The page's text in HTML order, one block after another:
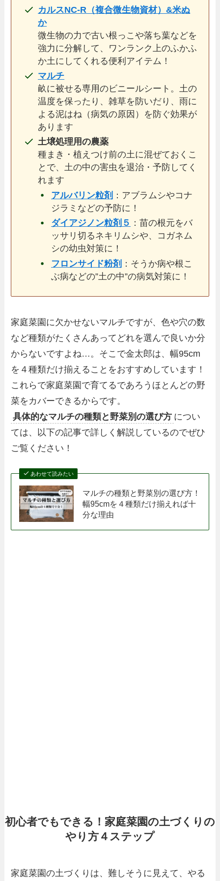
カルスNC-R（複合微生物資材）&米ぬ
か
微生物の力で古い根っこや落ち葉などを
強力に分解して、ワンランク上のふかふ
か土にしてくれる便利アイテム！
マルチ
畝に被せる専用のビニールシート。土の
温度を保ったり、雑草を防いだり、雨に
よる泥はね（病気の原因）を防ぐ効果が
あります
土壌処理用の農薬
種まき・植えつけ前の土に混ぜておくこ
とで、土の中の害虫を退治・予防してく
れます
アルバリン粒剤 ：アブラムシやコナ
ジラミなどの予防に！
ダイアジノン粒剤５ ：苗の根元をバ
ッサリ切るネキリムシや、コガネム
シの幼虫対策に！
フロンサイド粉剤 ：そうか病や根こ
ぶ病などの”土の中”の病気対策に！
家庭菜園に欠かせないマルチですが、色や穴の数
など種類がたくさんあってどれを選んで良いか分
からないですよね…。そこで金太郎は、幅95cm
を４種類だけ揃えることをおすすめしています！
これらで家庭菜園で育てるであろうほとんどの野
菜をカバーできるからです。
具体的なマルチの種類と野菜別の選び方 につい
ては、以下の記事で詳しく解説しているのでぜひ
ご覧ください！
あわせて読みたい
マルチの種類と野菜別の選び方！
幅95cmを４種類だけ揃えれば十
分な理由
初心者でもできる！家庭菜園の土づくりの
やり方４ステップ
家庭菜園の土づくりは、難しそうに見えて、やる